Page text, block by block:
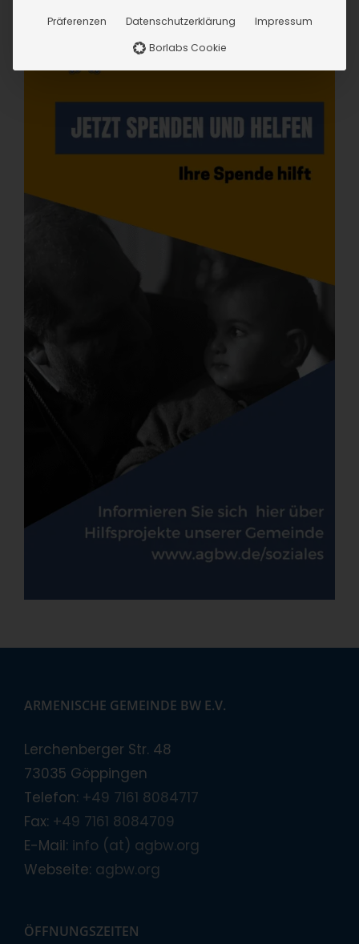
ARMENISCHE GEMEINDE BW E.V.
Lerchenberger Str. 48
73035 Göppingen
Telefon: +49 7161 8084717
Fax: +49 7161 8084709
E-Mail: info (at) agbw.org
Webseite: agbw.org
ÖFFNUNGSZEITEN
Präferenzen Datenschutzerklärung
Impressum
Borlabs Cookie